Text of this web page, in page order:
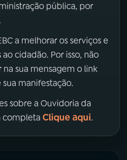
pública, por
a melhorar os serviços e
cidadão. Por isso, não
sua mensagem o link
manifestação.
sobre a Ouvidoria da
completa Clique aqui.